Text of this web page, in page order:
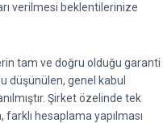
verilmesi beklentilerinize
tam ve doğru olduğu garanti
düşünülen, genel kabul
Şirket özelinde tek
hesaplama yapılması